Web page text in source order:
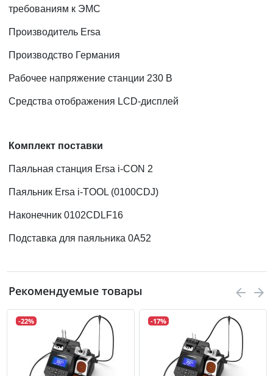
требованиям к ЭМС
Производитель Ersa
Производство Германия
Рабочее напряжение станции 230 В
Средства отображения LCD-дисплей
Комплект поставки
Паяльная станция Ersa i-CON 2
Паяльник Ersa i-TOOL (0100CDJ)
Наконечник 0102CDLF16
Подставка для паяльника 0A52
Рекомендуемые товары
-22% -17%